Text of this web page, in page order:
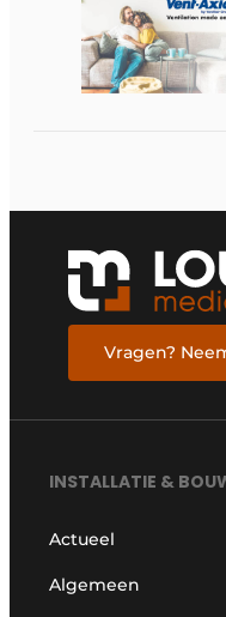
Vragen?
INSTALLATIE &
Actueel
Algemeen